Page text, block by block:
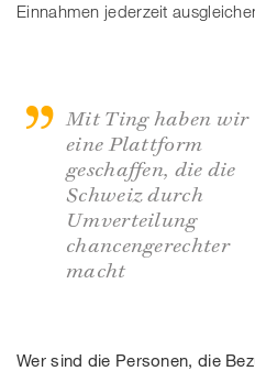
Einnahmen jederzeit
Mit Ting haben wir
eine Plattform
geschaffen, die die
Schweiz durch
Umverteilung
chancengerechter
macht
Wer sind die Personen, die